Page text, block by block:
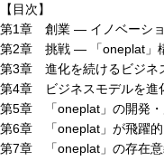
【目次】
第1章 創業 ― イノベーシ
第2章 挑戦 ― 「oneplat」
第3章 進化を続けるビジネ
第4章 ビジネスモデルを進
第5章 「oneplat」の開発
第6章 「oneplat」が飛躍的
第7章 「oneplat」の存在